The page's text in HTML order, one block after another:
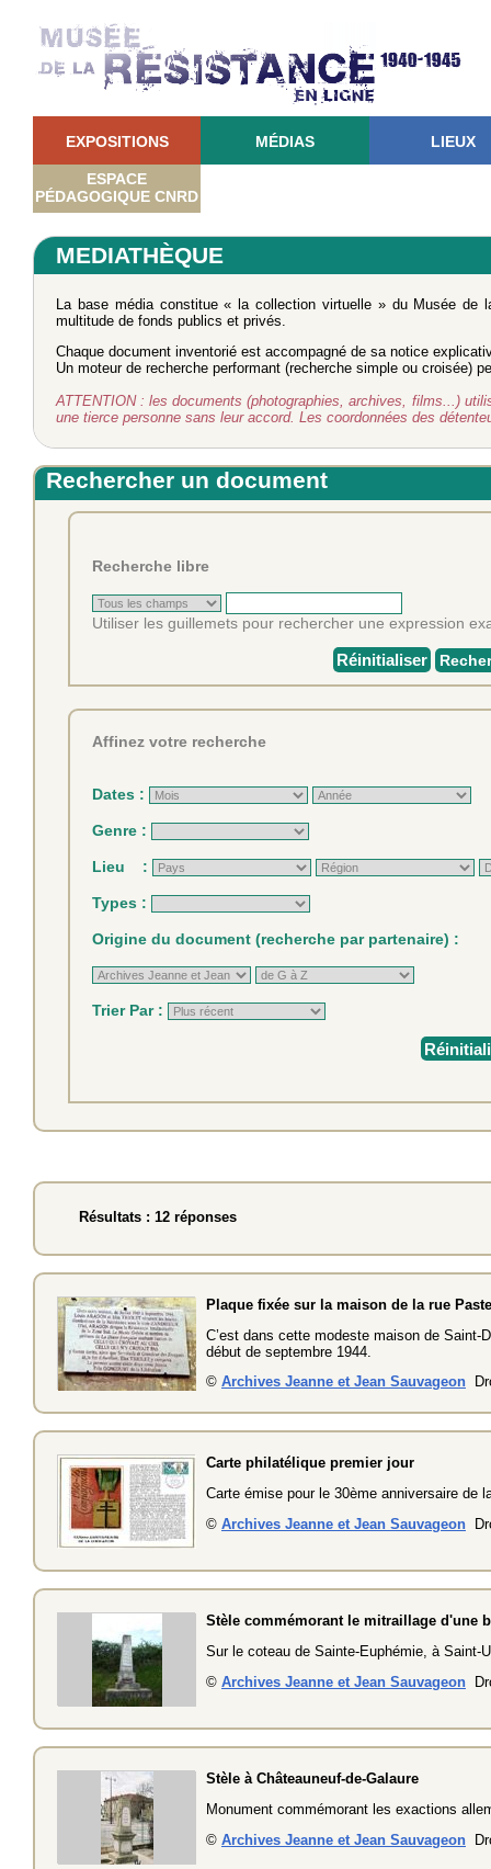
EXPOSITIONS MÉDIAS LIEUX
ESPACE
PÉDAGOGIQUE CNRD
MEDIATHÈQUE
La base média constitue « la collection virtuelle » du Musée
multitude de fonds publics et privés.
Chaque document inventorié est accompagné de sa notice
Un moteur de recherche performant (recherche simple ou croisée)
ATTENTION : les documents (photographies, archives, films...)
une tierce personne sans leur accord. Les coordonnées des
Rechercher un document
Recherche libre
Utiliser les guillemets pour rechercher une expression
Réinitialiser
Affinez votre recherche
Dates :
Genre :
Lieu :
Types :
Origine du document (recherche par partenaire) :
Trier Par :
Résultats : 12 réponses
Plaque fixée sur la maison de la rue
C’est dans cette modeste maison de Saint-
début de septembre 1944.
© Archives Jeanne et Jean Sauvageon
Carte philatélique premier jour
Carte émise pour le 30ème anniversaire de
© Archives Jeanne et Jean Sauvageon
Stèle commémorant le mitraillage d'une
Sur le coteau de Sainte-Euphémie, à Saint-
© Archives Jeanne et Jean Sauvageon
Stèle à Châteauneuf-de-Galaure
Monument commémorant les exactions
© Archives Jeanne et Jean Sauvageon